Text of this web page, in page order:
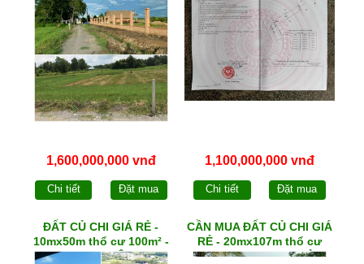
1,600,000,000 vnđ
Chi tiết Đặt mua
1,100,000,000 vnđ
Chi tiết Đặt mua
ĐẤT CỦ CHI GIÁ RẺ -
10mx50m thổ cư 100m² -
xã TRUNG LẬP HẠ
CẦN MUA ĐẤT CỦ CHI GIÁ
RẺ - 20mx107m thổ cư
300m² - qh KDC - 1/ TỈNH